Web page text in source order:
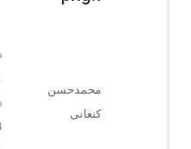
محمدحسن
شهریور